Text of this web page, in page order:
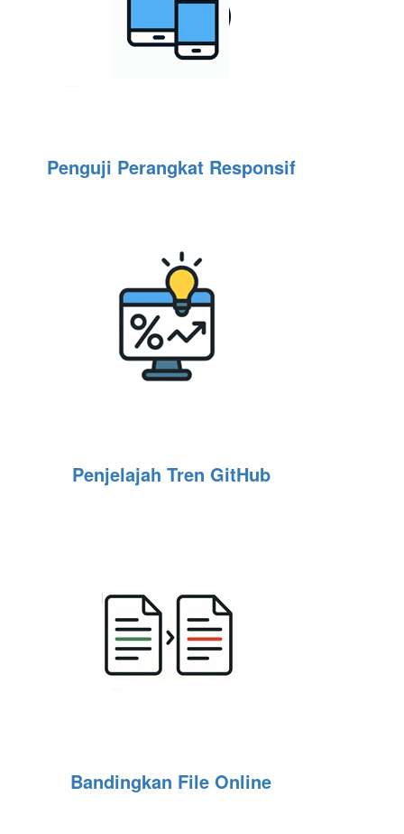
Penguji Perangkat Responsif
Penjelajah Tren GitHub
Bandingkan File Online